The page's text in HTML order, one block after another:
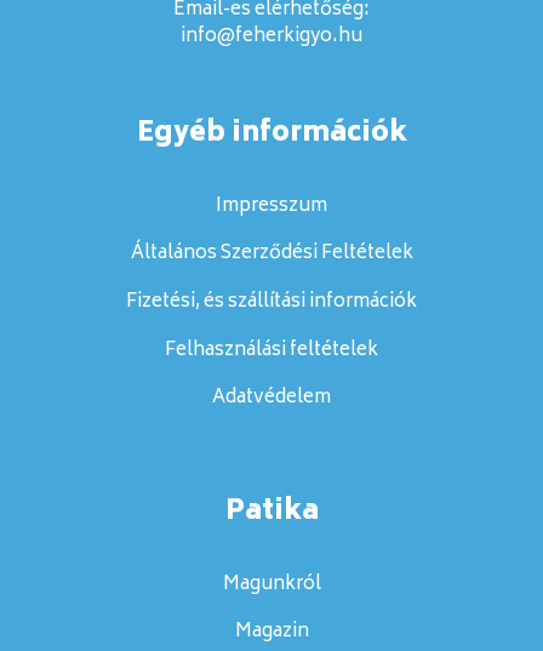
Email-es elérhetőség:
info@feherkigyo.hu
Egyéb információk
Impresszum
Általános Szerződési Feltételek
Fizetési, és szállítási információk
Felhasználási feltételek
Adatvédelem
Patika
Magunkról
Magazin